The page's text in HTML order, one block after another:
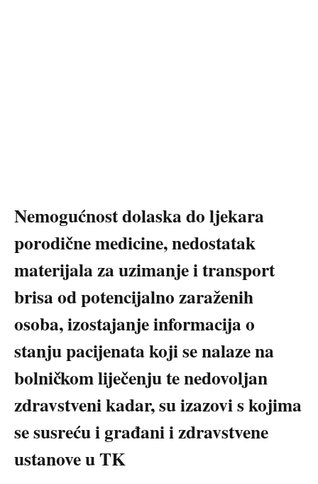
Nemogućnost dolaska do ljekara
porodične medicine, nedostatak
materijala za uzimanje i transport
brisa od potencijalno zaraženih
osoba, izostajanje informacija o
stanju pacijenata koji se nalaze na
bolničkom liječenju te nedovoljan
zdravstveni kadar, su izazovi s kojima
se susreću i građani i zdravstvene
ustanove u TK